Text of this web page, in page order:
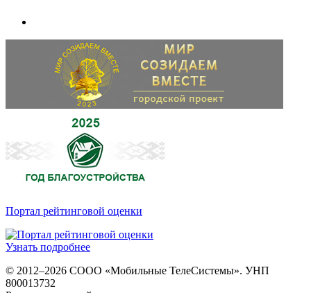
Портал рейтинговой оценки
Узнать подробнее
© 2012–2026 СООО «Мобильные ТелеСистемы». УНП
800013732